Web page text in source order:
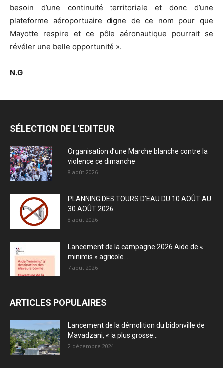
besoin d’une continuité territoriale et donc d’une
plateforme aéroportuaire digne de ce nom pour que
Mayotte respire et ce pôle aéronautique pourrait se
révéler une belle opportunité ».
N.G
SÉLECTION DE L'EDITEUR
Organisation d’une Marche blanche contre la
violence ce dimanche
8 août 2026
PLANNING DES TOURS D’EAU DU 10 AOÛT AU
30 AOÛT 2026
8 août 2026
Lancement de la campagne 2026 Aide de «
minimis » agricole...
7 août 2026
ARTICLES POPULAIRES
Lancement de la démolition du bidonville de
Mavadzani, « la plus grosse...
2 décembre 2024